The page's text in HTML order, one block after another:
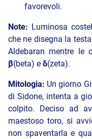
favorevoli.
Note: Luminosa
che ne disegna la
Aldebaran mentre le
β(beta) e δ(zeta).
Mitologia: Un giorno
di Sidone, intenta a
colpito. Deciso ad
maestoso toro, si
non spaventarla e